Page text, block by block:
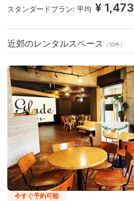
スタンダードプラン: 平均 ¥ 1,473
近郊のレンタルスペース （10件）
今すぐ予約可能